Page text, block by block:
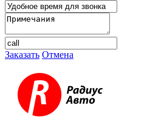
Заказать Отмена